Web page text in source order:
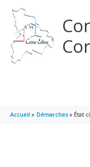
Accueil Démarches État